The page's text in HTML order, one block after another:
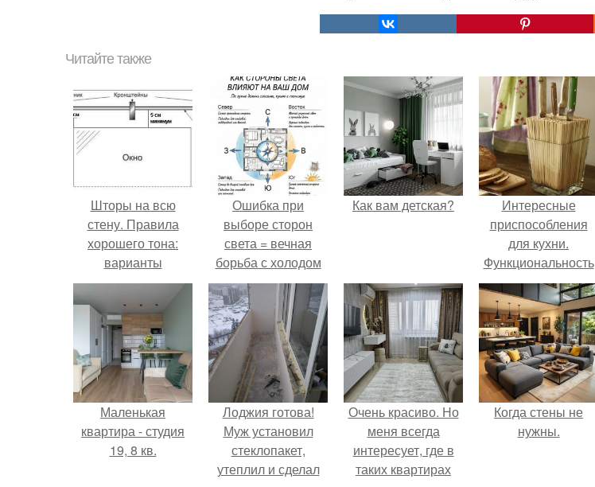
Читайте также
Шторы на всю
стену. Правила
хорошего тона:
варианты
оформления окон
длинными шторами
Ошибка при
выборе сторон
света = вечная
борьба с холодом
или светом.
Как вам детская?
Интересные
приспособления
для кухни.
Функциональность
– залог успеха
Маленькая
квартира - студия
19, 8 кв.
Лоджия готова!
Муж установил
стеклопакет,
утеплил и сделал
Очень красиво. Но
меня всегда
интересует, где в
таких квартирах
Когда стены не
нужны.